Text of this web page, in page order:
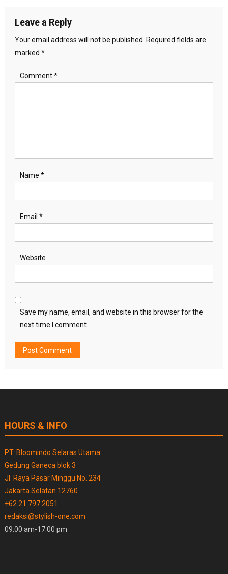
Leave a Reply
Your email address will not be published.
Required fields are
marked *
Comment*
Name *
Email *
Website
Save my name, email, and website in this browser for the
next time I comment.
HOURS & INFO
PT. Bloomindo Selaras Utama
Gedung Ganeca blok 3
Jl. Raya Pasar Minggu No. 234
Jakarta Selatan 12760
+62 21 797 2051
redaksi@stylish-one.com
09.00 am-17.00 pm